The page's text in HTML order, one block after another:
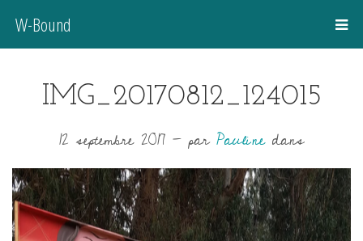
W-Bound
IMG_20170812_124015
12 septembre 2017 -parPaulinedans